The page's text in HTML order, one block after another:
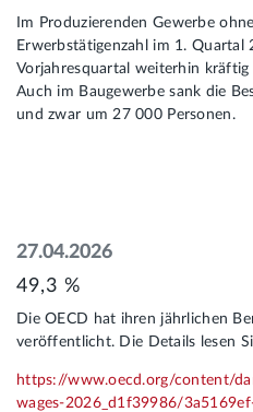
Im Produzierenden Gewerbe
Erwerbstätigenzahl im 1. Quartal
Vorjahresquartal weiterhin kräftig
Auch im Baugewerbe sank die
und zwar um 27 000 Personen.
27.04.2026
49,3 %
Die OECD hat ihren jährlichen
veröffentlicht. Die Details lesen
https://www.oecd.org/content/
wages-2026_d1f39986/